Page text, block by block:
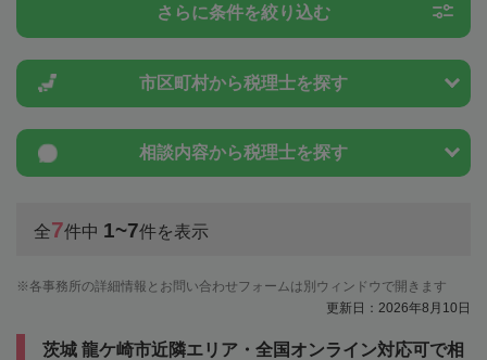
さらに条件を絞り込む
市区町村から税理士を探す
相談内容から税理士を探す
全7件中 1~7件を表示
各事務所の詳細情報とお問い合わせフォームは別ウィンドウで開きます
更新日：2026年8月10日
茨城 龍ケ崎市近隣エリア・全国オンライン対応可で相